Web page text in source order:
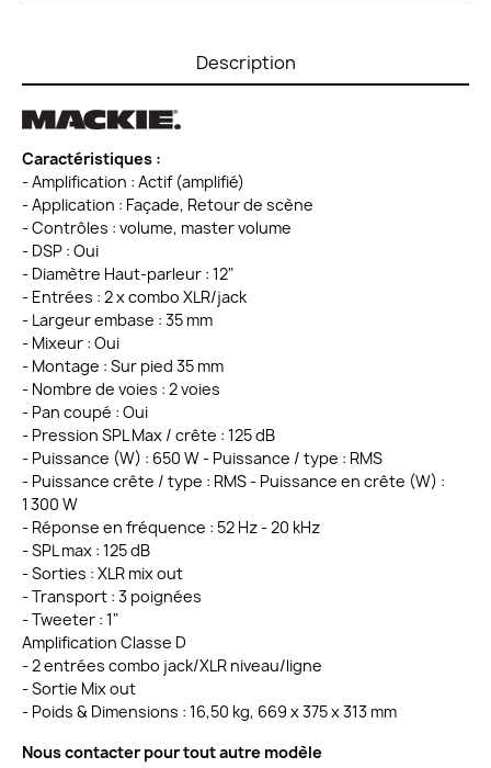
Description
Caractéristiques :
- Amplification : Actif (amplifié)
- Application : Façade, Retour de scène
- Contrôles : volume, master volume
- DSP : Oui
- Diamètre Haut-parleur : 12"
- Entrées : 2 x combo XLR/jack
- Largeur embase : 35 mm
- Mixeur : Oui
- Montage : Sur pied 35 mm
- Nombre de voies : 2 voies
- Pan coupé : Oui
- Pression SPL Max / crête : 125 dB
- Puissance (W) : 650 W - Puissance / type : RMS
- Puissance crête / type : RMS - Puissance en crête (W) :
1 300 W
- Réponse en fréquence : 52 Hz - 20 kHz
- SPL max : 125 dB
- Sorties : XLR mix out
- Transport : 3 poignées
- Tweeter : 1"
Amplification Classe D
- 2 entrées combo jack/XLR niveau/ligne
- Sortie Mix out
- Poids & Dimensions : 16,50 kg, 669 x 375 x 313 mm
Nous contacter pour tout autre modèle